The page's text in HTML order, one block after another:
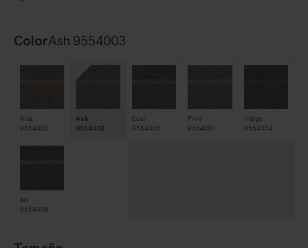
ColorAsh 9554003
Alba
9554002
Ash
9554003
Coal
9554005
Flint
9554001
Indigo
9554004
Jet
9554006